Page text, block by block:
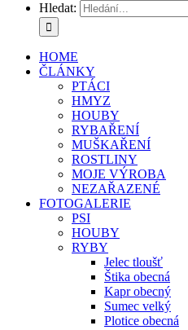
Hledat:
HOME
ČLÁNKY
PTÁCI
HMYZ
HOUBY
RYBAŘENÍ
MUŠKAŘENÍ
ROSTLINY
MOJE VÝROBA
NEZAŘAZENÉ
FOTOGALERIE
PSI
HOUBY
RYBY
Jelec tloušť
Štika obecná
Kapr obecný
Sumec velký
Plotice obecná